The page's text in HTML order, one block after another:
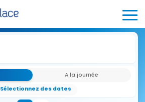
A la journée
Sélectionnez des dates